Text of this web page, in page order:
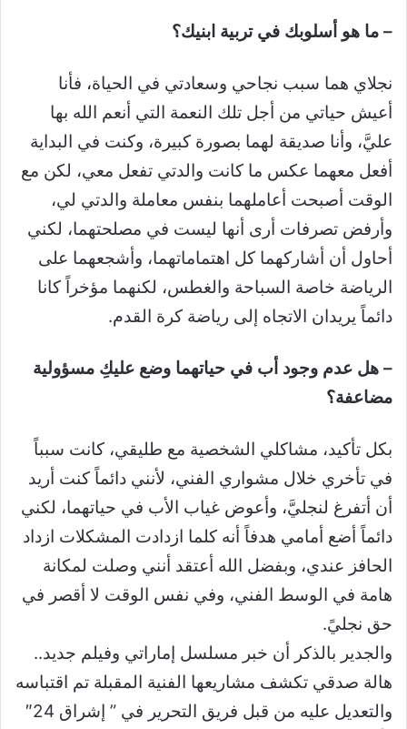
– ما هو أسلوبك في تربية ابنيك؟
نجلاي هما سبب نجاحي وسعادتي في الحياة، فأنا
أعيش حياتي من أجل تلك النعمة التي أنعم الله بها
عليَّ، وأنا صديقة لهما بصورة كبيرة، وكنت في البداية
أفعل معهما عكس ما كانت والدتي تفعل معي، لكن مع
الوقت أصبحت أعاملهما بنفس معاملة والدتي لي،
وأرفض تصرفات أرى أنها ليست في مصلحتهما، لكني
أحاول أن أشاركهما كل اهتماماتهما، وأشجعهما على
الرياضة خاصة السباحة والغطس، لكنهما مؤخراً كانا
دائماً يريدان الاتجاه إلى رياضة كرة القدم.
– هل عدم وجود أب في حياتهما وضع عليكِ مسؤولية
مضاعفة؟
بكل تأكيد، مشاكلي الشخصية مع طليقي، كانت سبباً
في تأخري خلال مشواري الفني، لأنني دائماً كنت أريد
أن أتفرغ لنجليَّ، وأعوض غياب الأب في حياتهما، لكني
دائماً أضع أمامي هدفاً أنه كلما ازدادت المشكلات ازداد
الحافز عندي، وبفضل الله أعتقد أنني وصلت لمكانة
هامة في الوسط الفني، وفي نفس الوقت لا أقصر في
حق نجليً.
والجدير بالذكر أن خبر مسلسل إماراتي وفيلم جديد..
هالة صدقي تكشف مشاريعها الفنية المقبلة تم اقتباسه
والتعديل عليه من قبل فريق التحرير في ” إشراق 24″